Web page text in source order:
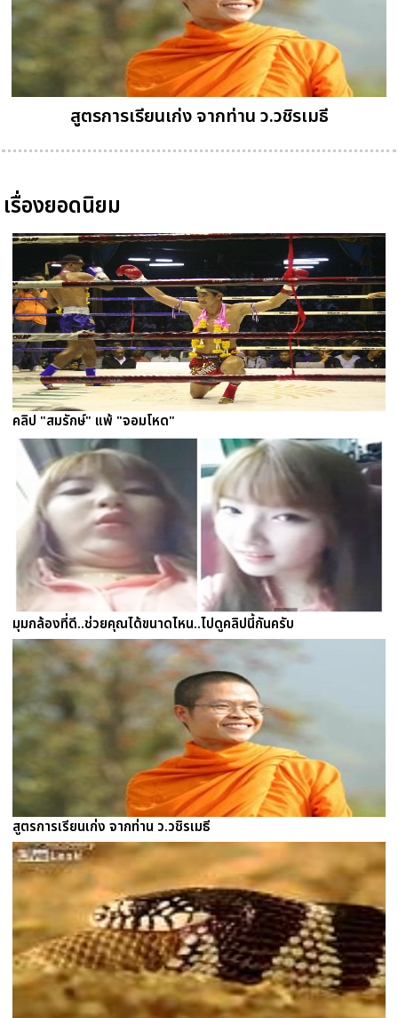
สูตรการเรียนเก่ง จากท่าน ว.วชิรเมธี
เรื่องยอดนิยม
คลิป "สมรักษ์" แพ้ "จอมโหด"
มุมกล้องที่ดี..ช่วยคุณได้ขนาดไหน..ไปดูคลิปนี้กันครับ
สูตรการเรียนเก่ง จากท่าน ว.วชิรเมธี